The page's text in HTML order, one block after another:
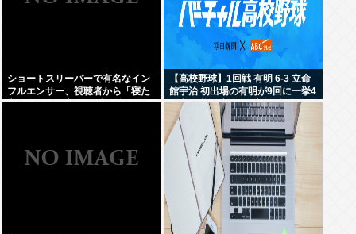
ショートスリーパーで有名なイン
フルエンサー、視聴者から「寝た
方がいい」と言われブチギレ
【高校野球】1回戦 有明 6-3 立命
館宇治 初出場の有明が9回に一挙4
得点で逆転 永田が2安打5打点